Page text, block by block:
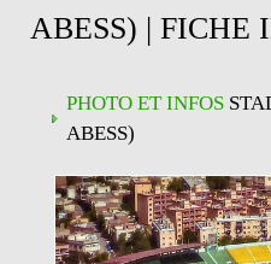
ABESS) | FICHE
PHOTO ET INFOS
ABESS)